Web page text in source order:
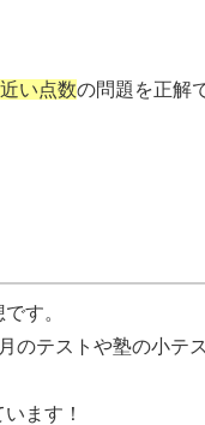
い点数の問題を正解
す。
のテストや塾の小テ
ます！